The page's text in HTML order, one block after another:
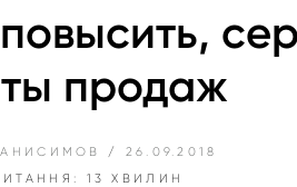
продаж
/ 26.09.2018
13 ХВИЛИН